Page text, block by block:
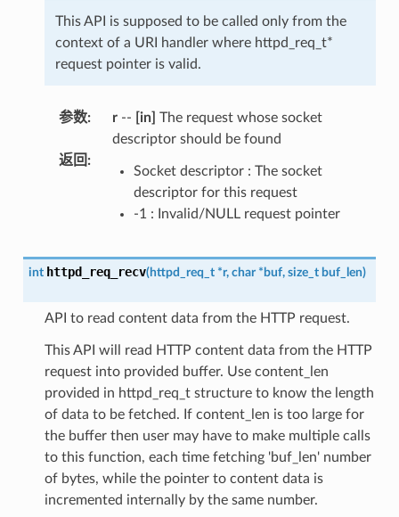
This API is supposed to be called only from the
context of a URI handler where httpd_req_t*
request pointer is valid.
参数: r-- [in] The request whose socket
descriptor should be found
返回 :
Socket descriptor : The socket
descriptor for this request
-1 : Invalid/NULL request pointer
int httpd_req_recv(httpd_req_t *r, char * buf, size_t buf_len)
API to read content data from the HTTP request.
This API will read HTTP content data from the HTTP
request into provided buffer. Use content_len
provided in httpd_req_t structure to know the length
of data to be fetched. If content_len is too large for
the buffer then user may have to make multiple calls
to this function, each time fetching 'buf_len' number
of bytes, while the pointer to content data is
incremented internally by the same number.